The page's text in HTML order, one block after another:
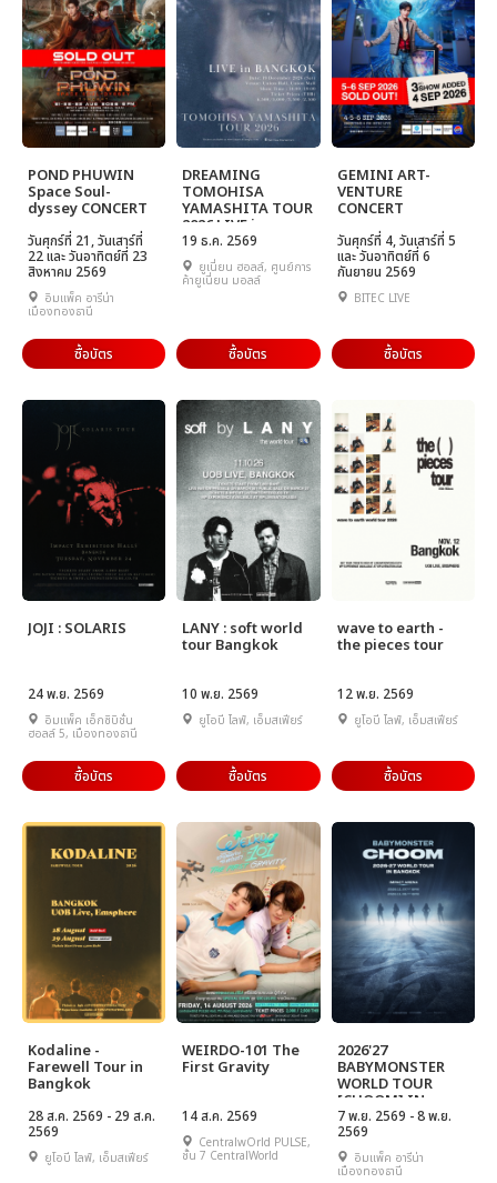
POND PHUWIN
Space Soul-
dyssey CONCERT
วันศุกร์ที่ 21, วันเสาร์ที่
22 และ วันอาทิตย์ที่ 23
สิงหาคม 2569
อิมแพ็ค อารีน่า
เมืองทองธานี
ซื้อบัตร
DREAMING
TOMOHISA
YAMASHITA TOUR
2026 LIVE in
BANGKOK
19 ธ.ค. 2569
ยูเนี่ยน ฮอลล์, ศูนย์การ
ค้ายูเนี่ยน มอลล์
ซื้อบัตร
GEMINI ART-
VENTURE
CONCERT
วันศุกร์ที่ 4, วันเสาร์ที่ 5
และ วันอาทิตย์ที่ 6
กันยายน 2569
BITEC LIVE
ซื้อบัตร
JOJI : SOLARIS
24 พ.ย. 2569
อิมแพ็ค เอ็กซิบิชั่น
ฮอลล์ 5, เมืองทองธานี
ซื้อบัตร
LANY : soft world
tour Bangkok
10 พ.ย. 2569
ยูโอบี ไลฟ์, เอ็มสเฟียร์
ซื้อบัตร
wave to earth -
the pieces tour
12 พ.ย. 2569
ยูโอบี ไลฟ์, เอ็มสเฟียร์
ซื้อบัตร
Kodaline -
Farewell Tour in
Bangkok
28 ส.ค. 2569 - 29 ส.ค.
2569
ยูโอบี ไลฟ์, เอ็มสเฟียร์
WEIRDO-101 The
First Gravity
14 ส.ค. 2569
CentralwOrld PULSE,
ชั้น 7 CentralWorld
2026'27
BABYMONSTER
WORLD TOUR
[CHOOM] IN
BANGKOK
7 พ.ย. 2569 - 8 พ.ย.
2569
อิมแพ็ค อารีน่า
เมืองทองธานี